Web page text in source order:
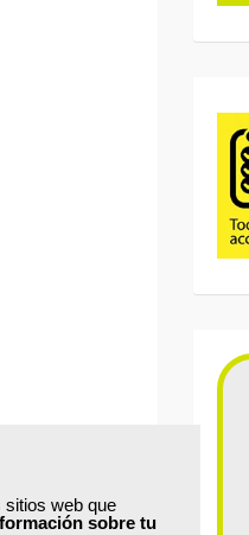
sitios web que
sobre tu